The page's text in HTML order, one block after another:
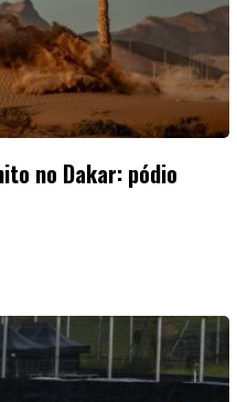
no Dakar: pódio